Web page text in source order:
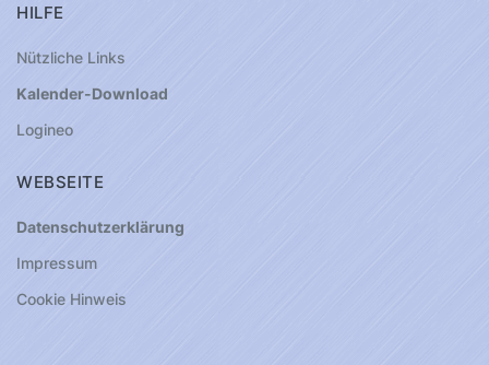
HILFE
Nützliche Links
Kalender-Download
Logineo
WEBSEITE
Datenschutzerklärung
Impressum
Cookie Hinweis